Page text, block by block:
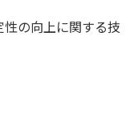
の向上に関する技